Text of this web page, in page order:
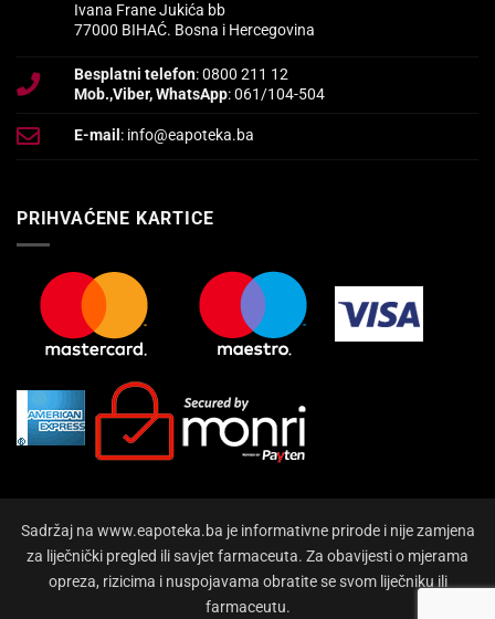
Ivana Frane Jukića bb
77000 BIHAĆ. Bosna i Hercegovina
Besplatni telefon: 0800 211 12
Mob.,Viber, WhatsApp: 061/104-504
E-mail : info@eapoteka.ba
PRIHVAĆENE KARTICE
Sadržaj na www.eapoteka.ba je informativne prirode i nije zamjena
za liječnički pregled ili savjet farmaceuta. Za obavijesti o mjerama
opreza, rizicima i nuspojavama obratite se svom liječniku ili
farmaceutu.